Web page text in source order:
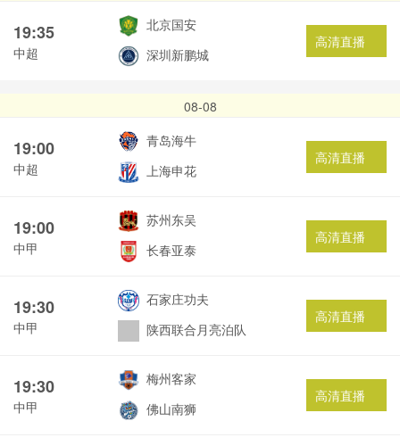
19:35
中超
北京国安
深圳新鹏城
高清直播
08-08
19:00
中超
青岛海牛
上海申花
高清直播
19:00
中甲
苏州东吴
长春亚泰
高清直播
19:30
中甲
石家庄功夫
陕西联合月亮泊队
高清直播
19:30
中甲
梅州客家
佛山南狮
高清直播